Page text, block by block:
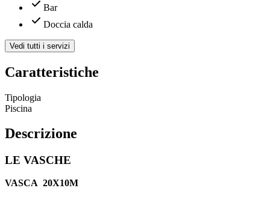
Bar
Doccia calda
Vedi tutti i servizi
Caratteristiche
Tipologia
Piscina
Descrizione
LE VASCHE
VASCA 20X10M